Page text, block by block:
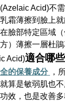
Acid)不
霜薄擦到臉上就
臉部特定區域
）薄擦一層杜鵑
Acid)適合哪
的保養成分
，
算是敏弱肌也
效，也是改善